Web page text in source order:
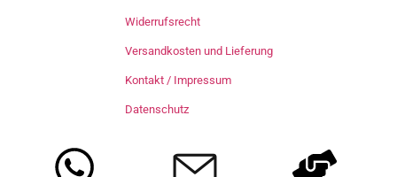
Widerrufsrecht
Versandkosten und Lieferung
Kontakt / Impressum
Datenschutz